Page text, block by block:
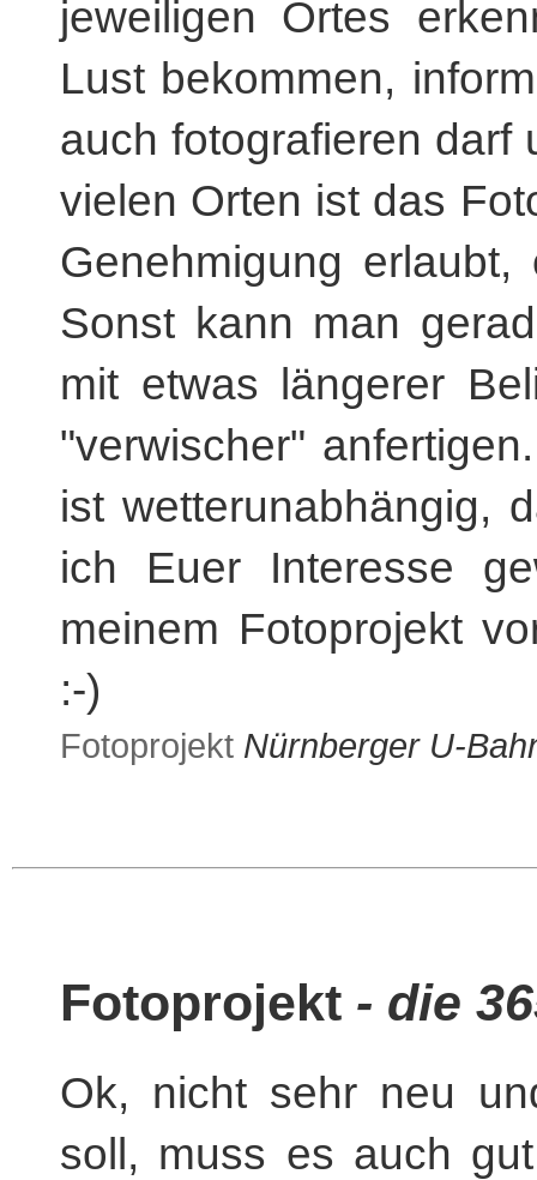
jeweiligen Ortes
Lust bekommen,
auch fotografieren darf
vielen Orten ist das
Genehmigung
Sonst kann man
mit etwas längerer
"verwischer"
ist wetterunabhängig,
ich Euer Interesse
meinem Fotoprojekt
:-)
Fotoprojekt Nürnberger U-
Fotoprojekt - die
Ok, nicht sehr neu
soll, muss es auch